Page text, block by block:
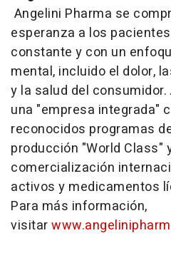
Angelini Pharma se
esperanza a los
constante y con un
mental, incluido el dolor,
y la salud del
una "empresa integrada"
reconocidos programas
producción "World Class"
comercialización
activos y medicamentos
Para más información,
visitar